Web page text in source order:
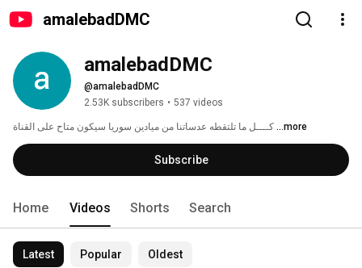
amalebadDMC
amalebadDMC
@amalebadDMC
2.53K subscribers • 537 videos
...more
Subscribe
Home Videos Shorts Search
Latest Popular Oldest